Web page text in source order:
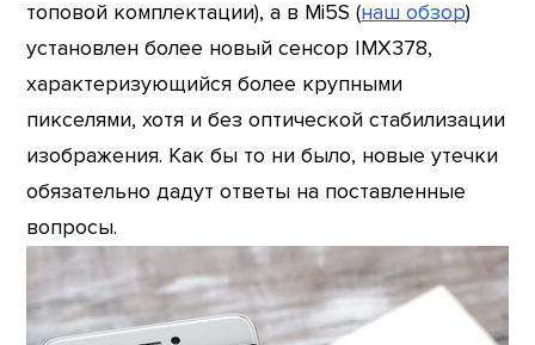
топовой комплектации), а в Mi5S (наш обзор)
установлен более новый сенсор IMX378,
характеризующийся более крупными
пикселями, хотя и без оптической стабилизации
изображения. Как бы то ни было, новые утечки
обязательно дадут ответы на поставленные
вопросы.